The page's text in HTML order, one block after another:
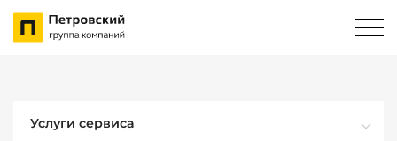
Услуги сервиса